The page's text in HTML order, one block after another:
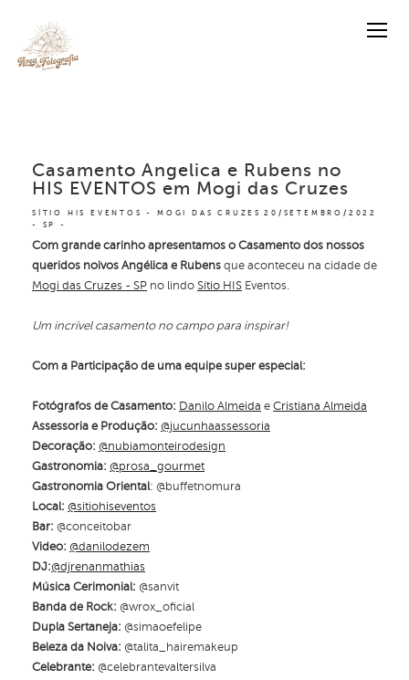
SÍTIO HIS EVENTOS - MOGI DAS CRUZES
- SP
20/SETEMBRO/2022
Casamento Angelica e Rubens no
HIS EVENTOS em Mogi das Cruzes
Com grande carinho apresentamos o Casamento dos nossos
queridos noivos Angélica e Rubens que aconteceu na cidade de
Mogi das Cruzes - SP no lindo Sítio HIS Eventos.
Um incrível casamento no campo para inspirar!
Com a Participação de uma equipe super especial:
Fotógrafos de Casamento: Danilo Almeida e Cristiana Almeida
Assessoria e Produção: @jucunhaassessoria
Decoração: @nubiamonteirodesign
Gastronomia: @prosa_gourmet
Gastronomia Oriental: @buffetnomura
Local: @sitiohiseventos
Bar: @conceitobar
Video: @danilodezem
DJ:@djrenanmathias
Música Cerimonial: @sanvit
Banda de Rock: @wrox_oficial
Dupla Sertaneja: @simaoefelipe
Beleza da Noiva: @talita_hairemakeup
Celebrante: @celebrantevaltersilva